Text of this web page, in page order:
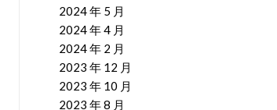
2024 年 5 月
2024 年 4 月
2024 年 2 月
2023 年 12 月
2023 年 10 月
2023 年 8 月